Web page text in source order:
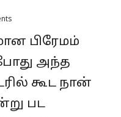
பிரேமம்
அந்த
கூட நான்
பட